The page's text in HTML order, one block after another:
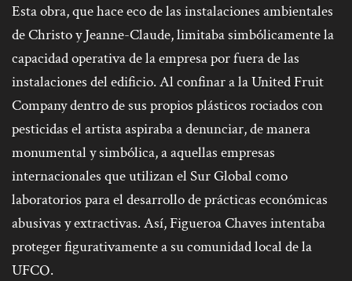
Esta obra, que hace eco de las instalaciones ambientales
de Christo y Jeanne-Claude, limitaba simbólicamente la
capacidad operativa de la empresa por fuera de las
instalaciones del edificio. Al confinar a la United Fruit
Company dentro de sus propios plásticos rociados con
pesticidas el artista aspiraba a denunciar, de manera
monumental y simbólica, a aquellas empresas
internacionales que utilizan el Sur Global como
laboratorios para el desarrollo de prácticas económicas
abusivas y extractivas. Así, Figueroa Chaves intentaba
proteger figurativamente a su comunidad local de la
UFCO.